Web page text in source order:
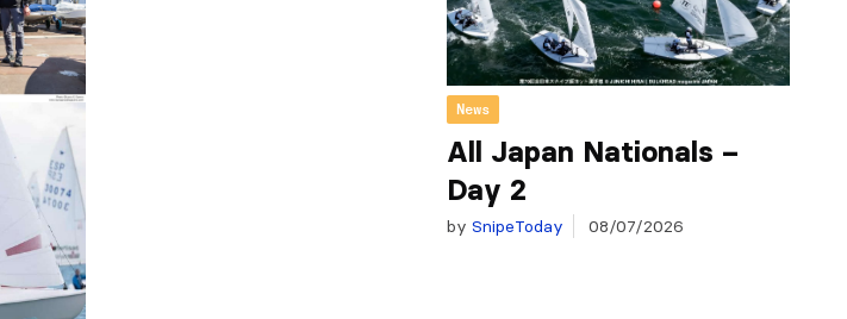
News
All Japan Nationals –
Day 2
by SnipeToday 08/07/2026